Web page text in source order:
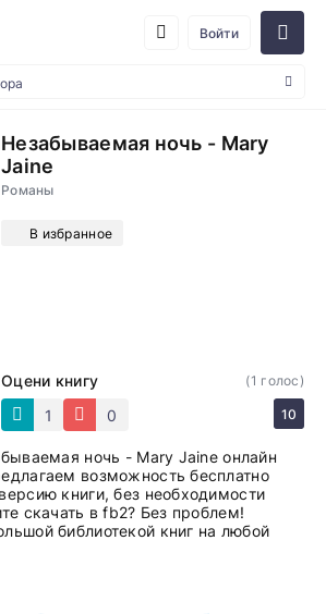
Войти
Незабываемая ночь - Mary
Jaine
Романы
В избранное
Оцени книгу
1
0
(1 голос)
10
ночь - Mary Jaine онлайн
возможность бесплатно
книги, без необходимости
скачать в fb2? Без проблем!
библиотекой книг на любой